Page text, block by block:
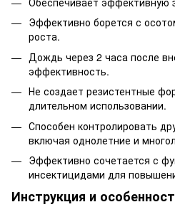
Эффективно борется с
роста.
Дождь через 2 часа после
эффективность.
Не создает резистентные
длительном использовании.
Способен контролировать
включая однолетние и
Эффективно сочетается с
инсектицидами для
Инструкция и